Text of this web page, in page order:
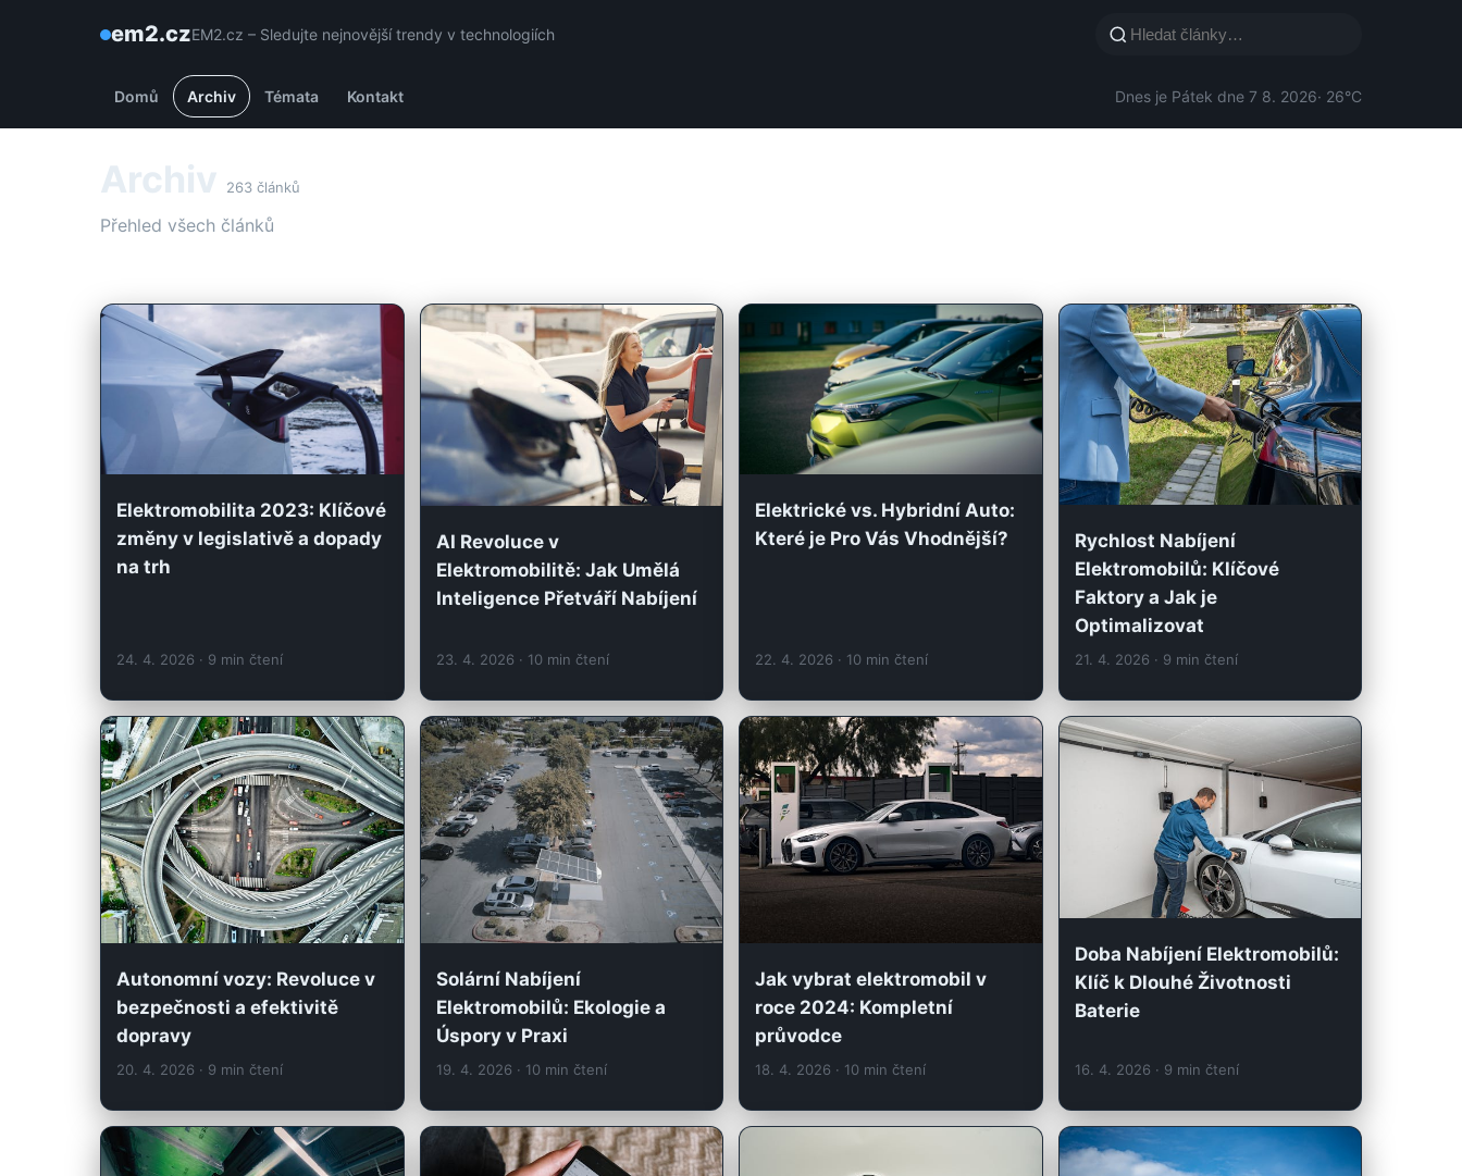
em2.czEM2.cz – Sledujte nejnovější trendy v technologiích
Domů Archiv Témata Kontakt Dnes je Pátek dne 7 8. 2026· 26°C
Archiv 263 článků
Přehled všech článků
Elektromobilita 2023: Klíčové
změny v legislativě a dopady
na trh
24. 4. 2026 · 9 min čtení
AI Revoluce v
Elektromobilitě: Jak Umělá
Inteligence Přetváří Nabíjení
23. 4. 2026 · 10 min čtení
Elektrické vs. Hybridní Auto:
Které je Pro Vás Vhodnější?
22. 4. 2026 · 10 min čtení
Rychlost Nabíjení
Elektromobilů: Klíčové
Faktory a Jak je
Optimalizovat
21. 4. 2026 · 9 min čtení
Autonomní vozy: Revoluce v
bezpečnosti a efektivitě
dopravy
20. 4. 2026 · 9 min čtení
Solární Nabíjení
Elektromobilů: Ekologie a
Úspory v Praxi
19. 4. 2026 · 10 min čtení
Jak vybrat elektromobil v
roce 2024: Kompletní
průvodce
18. 4. 2026 · 10 min čtení
Doba Nabíjení Elektromobilů:
Klíč k Dlouhé Životnosti
Baterie
16. 4. 2026 · 9 min čtení